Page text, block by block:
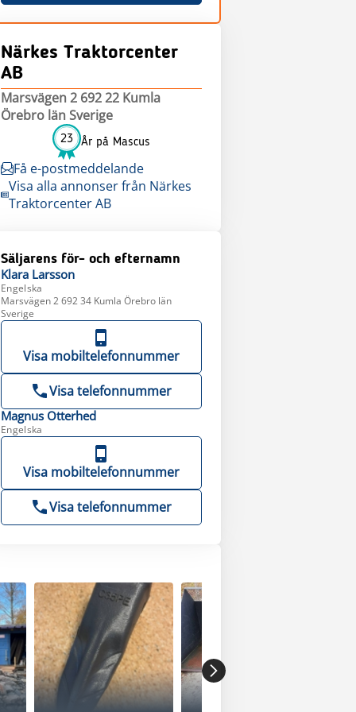
Närkes Traktorcenter
AB
Marsvägen 2 692 22 Kumla
Örebro län Sverige
23 År på Mascus
Få e-postmeddelande
Visa alla annonser från Närkes
Traktorcenter AB
Säljarens för- och efternamn
Klara Larsson
Engelska
Marsvägen 2 692 34 Kumla Örebro län
Sverige
Visa mobiltelefonnummer
Visa telefonnummer
Magnus Otterhed
Engelska
Visa mobiltelefonnummer
Visa telefonnummer